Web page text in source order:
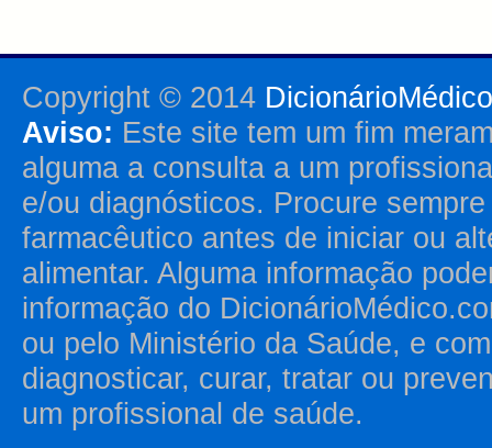
Copyright © 2014
Aviso: Este site tem um fim
alguma a consulta a um
e/ou diagnósticos. Procure
farmacêutico antes de iniciar ou
alimentar. Alguma informação
informação do
ou pelo Ministério da Saúde, e
diagnosticar, curar, tratar ou
um profissional de saúde.